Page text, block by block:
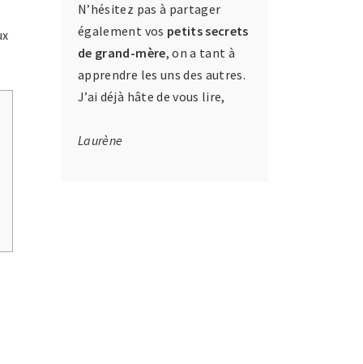
N’hésitez pas à partager
également vos petits secrets
de grand-mère, on a tant à
apprendre les uns des autres.
J’ai déjà hâte de vous lire,
Laurène